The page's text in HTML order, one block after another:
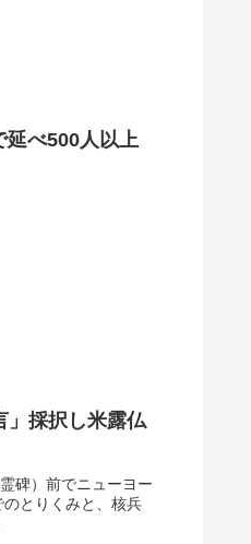
延べ500人以上
」採択し米露仏
碑）前でニューヨー
とりくみと、核兵